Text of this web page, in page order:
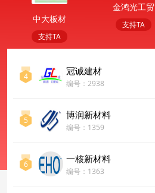
中大板材
支持TA
金鸿光工贸
支持TA
4 冠诚建材
编号：2938
5 博润新材料
编号：1359
6 一核新材料
编号：1363